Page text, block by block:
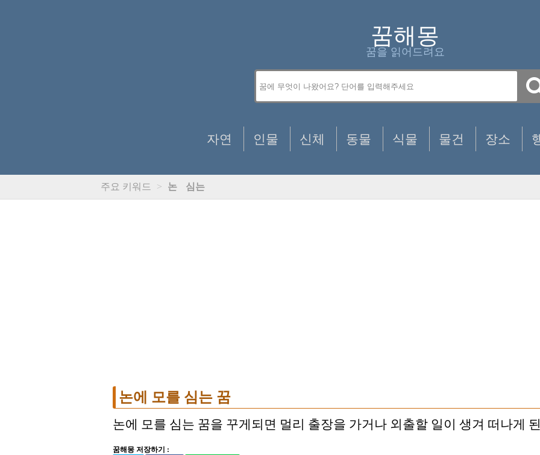
꿈해몽
꿈을 읽어드려요
자연 인물 신체 동물 식물 물건 장소
주요 키워드 > 논 심는
논에 모를 심는 꿈
논에 모를 심는 꿈을 꾸게되면 멀리 출장을 가거나 외출할 일이 생겨 떠나게
꿈해몽 저장하기 :